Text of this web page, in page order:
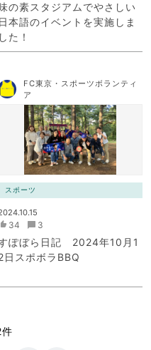
の素スタジアムでやさしい
日本語のイベントを実施しま
した！
FC東京・スポーツボランティ
ア
スポーツ
34 3
ぽぼら日記 2024年10月1
日スポボラBBQ